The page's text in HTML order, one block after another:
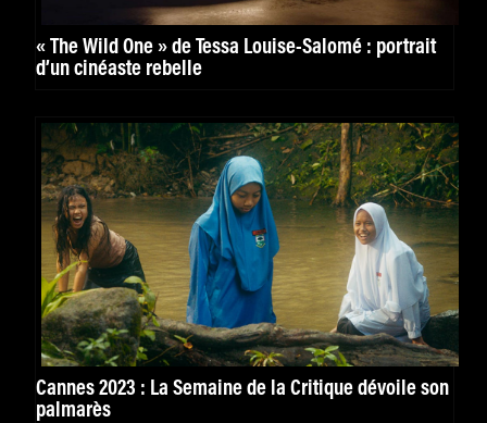
« The Wild One » de Tessa Louise-Salomé : portrait
d’un cinéaste rebelle
Cannes 2023 : La Semaine de la Critique dévoile son
palmarès